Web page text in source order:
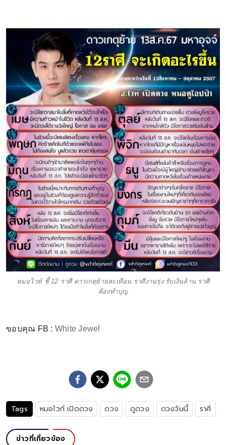
หมอไวท์ ชี้ 12 ราศี ดาวเกตุย้ายสะเทือน ราศีงานรุ่ง รับเงินล้าน ราศี
ต้องทำบุญ
ขอบคุณ FB : White Jewel
Tags หมอไวท์ เปิดดวง ดวง ดูดวง ดวงวันนี้ ราศี
ข่าวที่เกี่ยวข้อง